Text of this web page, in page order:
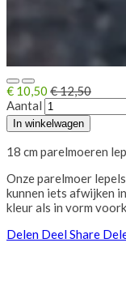
€ 10,50 € 12,50
Aantal
In winkelwagen
18 cm parelmoeren
Onze parelmoer
kunnen iets afwijken
kleur als in vorm
Delen DeelShare